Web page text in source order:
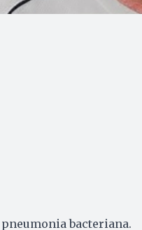
pneumonia bacteriana.